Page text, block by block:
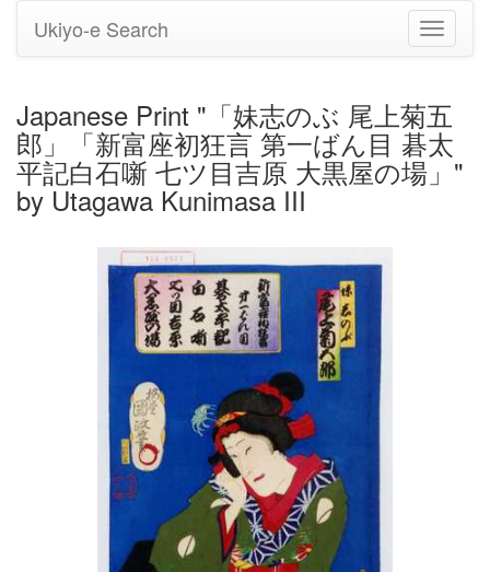
Toggle
Ukiyo-e Search
Japanese Print "「妹志のぶ 尾上菊五
郎」「新富座初狂言 第一ばん目 碁太
平記白石噺 七ツ目吉原 大黒屋の場」"
by Utagawa Kunimasa III